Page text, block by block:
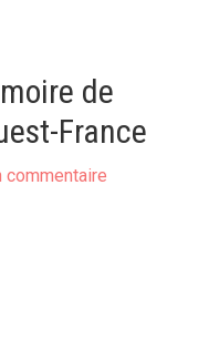
de
France
commentaire